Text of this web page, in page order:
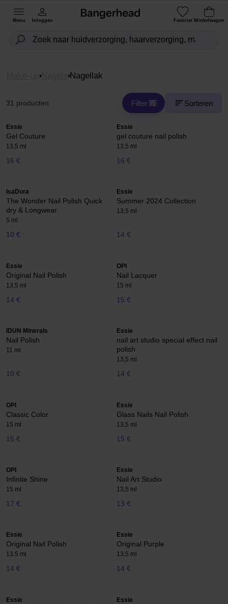
Menu Inloggen Favoriet Winkelwagen
Nagels Nagellak
31 producten Filter Sorteren
Essie
Gel Couture
13,5 ml
16 €
Essie
gel couture nail polish
13,5 ml
16 €
IsaDora
The Wonder Nail Polish Quick
dry & Longwear
5 ml
10 €
Essie
Summer 2024 Collection
13,5 ml
14 €
Essie
Original Nail Polish
13,5 ml
14 €
OPI
Nail Lacquer
15 ml
15 €
IDUN Minerals
Nail Polish
11 ml
10 €
Essie
nail art studio special effect nail
polish
13,5 ml
14 €
OPI
Classic Color
15 ml
15 €
Essie
Glass Nails Nail Polish
13,5 ml
15 €
OPI
Infinite Shine
15 ml
17 €
Essie
Nail Art Studio
13,5 ml
13 €
Essie
Original Nail Polish
13.5 ml
14 €
Essie
Original Purple
13,5 ml
14 €
Essie Essie